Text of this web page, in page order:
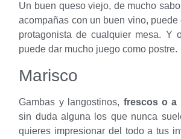
Un buen queso viejo, de mucho
acompañas con un buen vino, puede
protagonista de cualquier mesa. Y
puede dar mucho juego como postre.
Marisco
Gambas y langostinos, frescos o a
sin duda alguna los que nunca
quieres impresionar del todo a tus